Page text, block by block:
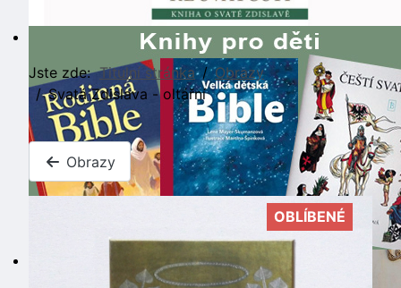
Jste zde:Titulní stránka
Obrazy
Svatá Zdislava - oltářní
Obrazy
OBLÍBENÉ